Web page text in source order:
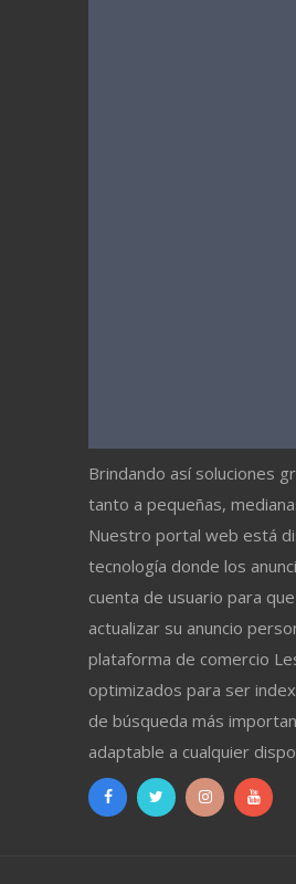
Brindando así soluciones
tanto a pequeñas,
Nuestro portal web está
tecnología donde los
cuenta de usuario para
actualizar su anuncio
plataforma de comercio
optimizados para ser
de búsqueda más
adaptable a cualquier